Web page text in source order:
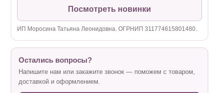
Посмотреть новинки
ИП Моросина Татьяна Леонидовна. ОГРНИП 311774615801480.
Остались вопросы?
Напишите нам или закажите звонок — поможем с товаром,
доставкой и оформлением.